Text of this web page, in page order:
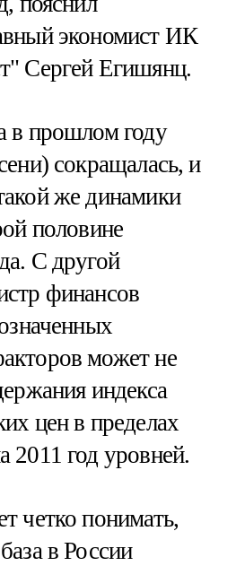
экономист ИК
Сергей Егишянц.
в прошлом году
сокращалась, и
же динамики
половине
С другой
финансов
может не
индекса
цен в пределах
2011 год уровней.
четко понимать,
в России